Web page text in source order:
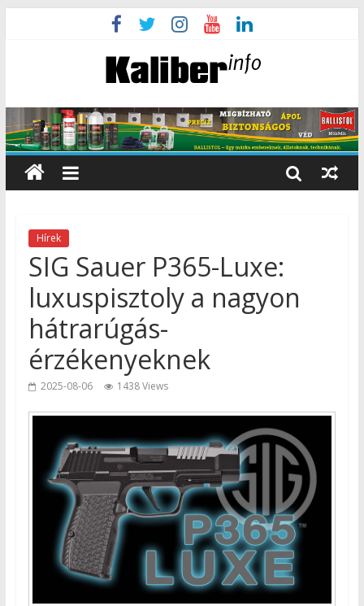
Hírek
SIG Sauer P365-Luxe:
luxuspisztoly a nagyon
hátrarúgás-
érzékenyeknek
2025-08-06 1438 Views